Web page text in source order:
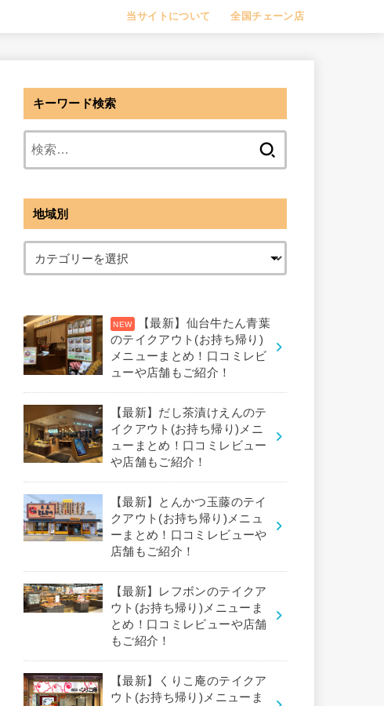
当サイトについて 全国チェーン店
キーワード検索
地域別
【最新】仙台牛たん青葉
のテイクアウト(お持ち帰り)
メニューまとめ！口コミレビ
ューや店舗もご紹介！
【最新】だし茶漬けえんのテ
イクアウト(お持ち帰り)メニ
ューまとめ！口コミレビュー
や店舗もご紹介！
【最新】とんかつ玉藤のテイ
クアウト(お持ち帰り)メニュ
ーまとめ！口コミレビューや
店舗もご紹介！
【最新】レフボンのテイクア
ウト(お持ち帰り)メニューま
とめ！口コミレビューや店舗
もご紹介！
【最新】くりこ庵のテイクア
ウト(お持ち帰り)メニューま